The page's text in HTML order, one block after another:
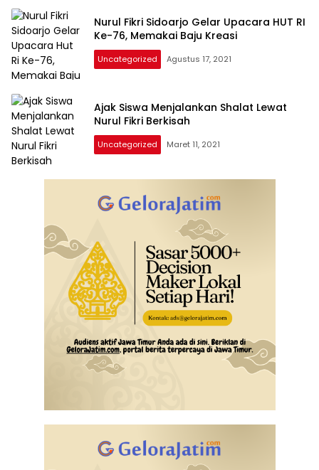
Nurul Fikri Sidoarjo Gelar Upacara HUT RI
Ke-76, Memakai Baju Kreasi
Uncategorized Agustus 17, 2021
Ajak Siswa Menjalankan Shalat Lewat
Nurul Fikri Berkisah
Uncategorized Maret 11, 2021